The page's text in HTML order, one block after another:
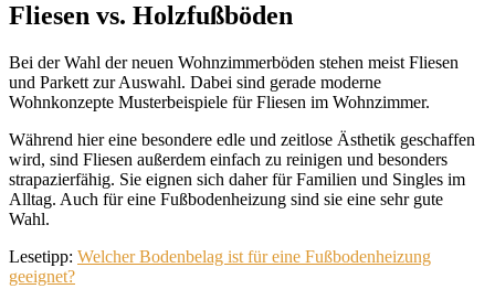
Fliesen vs. Holzfußböden
Bei der Wahl der neuen Wohnzimmerböden stehen meist Fliesen
und Parkett zur Auswahl. Dabei sind gerade moderne
Wohnkonzepte Musterbeispiele für Fliesen im Wohnzimmer.
Während hier eine besondere edle und zeitlose Ästhetik geschaffen
wird, sind Fliesen außerdem einfach zu reinigen und besonders
strapazierfähig. Sie eignen sich daher für Familien und Singles im
Alltag. Auch für eine Fußbodenheizung sind sie eine sehr gute
Wahl.
Lesetipp: Welcher Bodenbelag ist für eine Fußbodenheizung
geeignet?